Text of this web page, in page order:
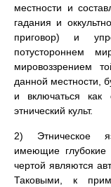
местности и
гадания и
приговор) и
потустороннем
мировоззрением
данной местности,
и включаться как
этнический культ.
2) Этническое
имеющие глубокие
чертой являются
Таковыми, к